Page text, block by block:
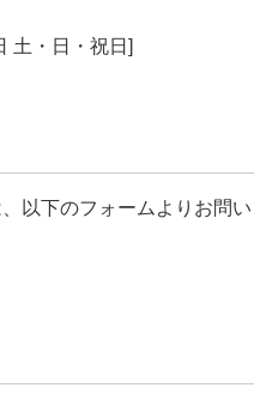
土・日・祝日]
以下のフォームよりお問い